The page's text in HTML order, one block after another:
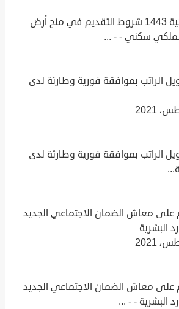
منحة الأراضي المجانية 1443 شروط التقديم في منح أرض
سكني - - ...
الراتب بموافقة فورية وطارئة لدى
الراتب بموافقة فورية وطارئة لدى
على معاش الضمان الاجتماعي الجديد
على معاش الضمان الاجتماعي الجديد